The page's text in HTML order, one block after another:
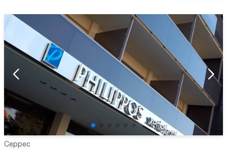
Серрес